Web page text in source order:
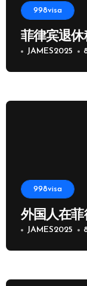
998visa
菲律宾退休
JAMES2025
998visa
外国人在菲
JAMES2025